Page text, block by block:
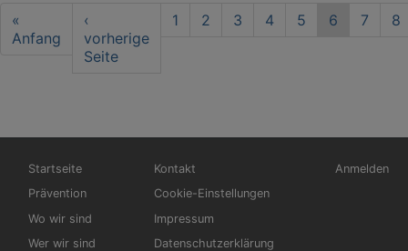
Seitennummerierung
First
page
«
Anfang
Vorherige
Seite
‹
vorherige
Seite
Seite
1 Seite
2 Seite
3 Seite
4 Seite
5
Aktuelle
6 Seite
7 8
Hauptnavigation
Startseite
Prävention
Wo wir sind
Wer wir sind
Fußbereichsmenü
Kontakt
Cookie-Einstellungen
Impressum
Datenschutzerklärung
Anmelden